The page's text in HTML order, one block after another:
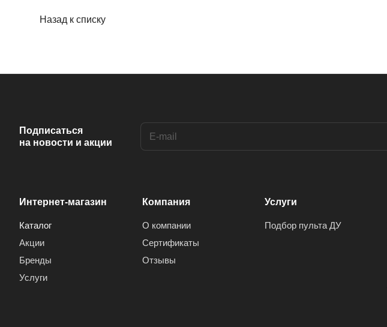
Назад к списку
Подписаться
на новости и акции
Интернет-магазин
Каталог
Акции
Бренды
Услуги
Компания
О компании
Сертификаты
Отзывы
Услуги
Подбор пульта ДУ